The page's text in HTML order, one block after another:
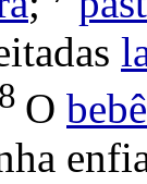
8 O bebê